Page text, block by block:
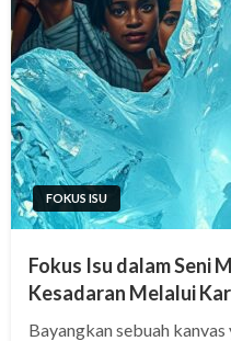
FOKUS ISU
Fokus Isu dalam Seni
Kesadaran Melalui
Bayangkan sebuah